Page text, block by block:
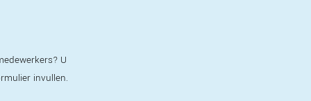
U
invullen.